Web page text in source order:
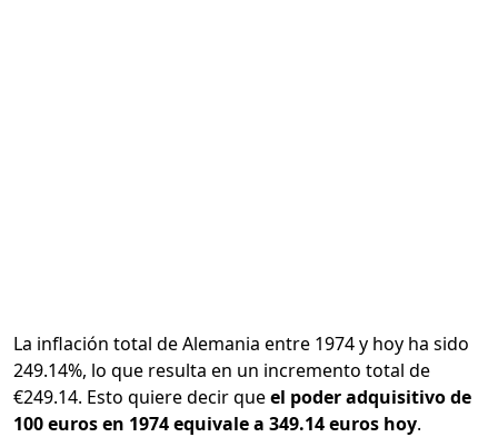
La inflación total de Alemania entre 1974 y hoy ha sido
249.14%, lo que resulta en un incremento total de
€249.14. Esto quiere decir queel poder adquisitivo de
100 euros en 1974 equivale a 349.14 euros hoy.